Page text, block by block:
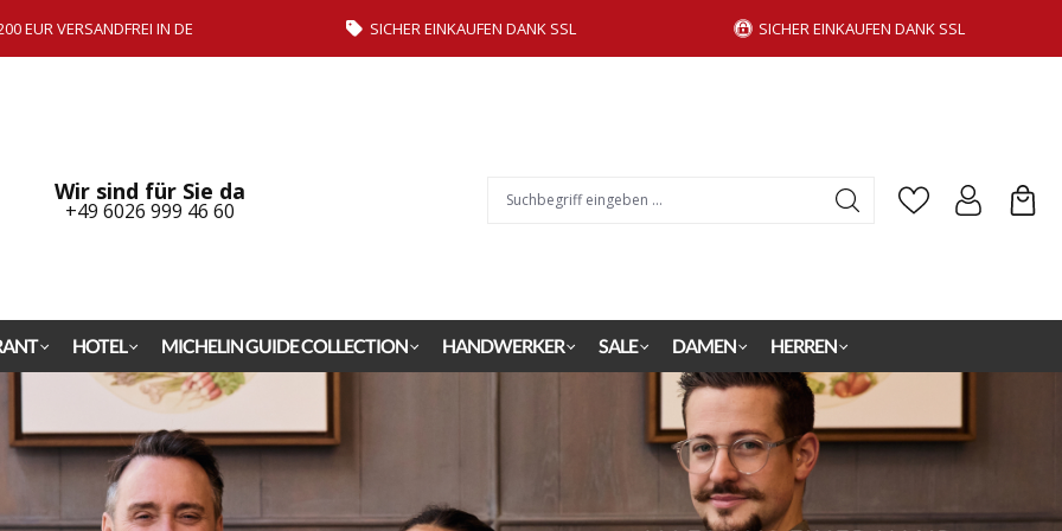
EUR VERSANDFREI IN DE SICHER EINKAUFEN DANK SSL SICHER EINKAUFEN DANK SSL
Wir sind für Sie da
+49 6026 999 46 60
HOTEL MICHELIN GUIDE COLLECTION HANDWERKER SALE DAMEN HERREN